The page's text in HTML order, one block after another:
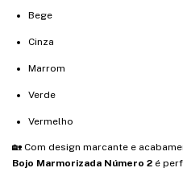
Bege
Cinza
Marrom
Verde
Vermelho
🏡 Com design marcante e
Bojo Marmorizada Número 2 é